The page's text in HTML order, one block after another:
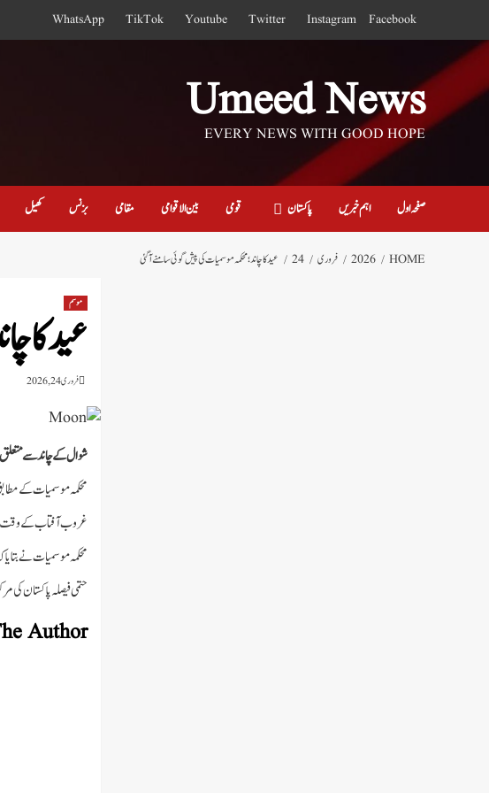
content
Facebook
Instagram
Twitter
Youtube
TikTok
WhatsApp
Umeed News
EVERY NEWS WITH GOOD HOPE
صفحہ اول اہم خبریں پاکستان قومی بین الاقوامی مقامی بزنس کھیل
HOME
2026 فروری 24 عید کا چاند ؛ محکمہ موسمیات کی پیش گوئی سامنے آگئی
موسم
عید کا
فروری 24, 2026
شوال کے چاند سے متعلق
محکمہ موسمیات کے مطابق شوال کا چاند 19 مارچ کو نظر آنے کا کوئی امکان نہیں،شوال
غروب آفتاب کے وقت بیشتر موسمیاتی
محکمہ موسمیات نے بتایا کہ شوال کا چاند 20 مارچ کو نظرآنے کا
حتمی فیصلہ پاکستان کی
Author